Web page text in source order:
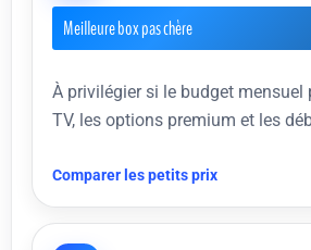
Meilleure box pas chère
À privilégier si le budget mensuel
TV, les options premium et les
Comparer les petits prix